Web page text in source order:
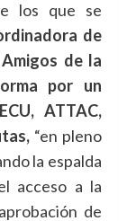
los que se
de
de la
por un
ATTAC,
“en pleno
la espalda
acceso a la
de